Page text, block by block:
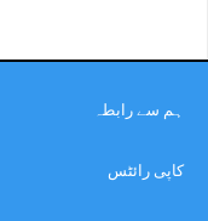
ہم سے رابطہ
کاپی رائٹس